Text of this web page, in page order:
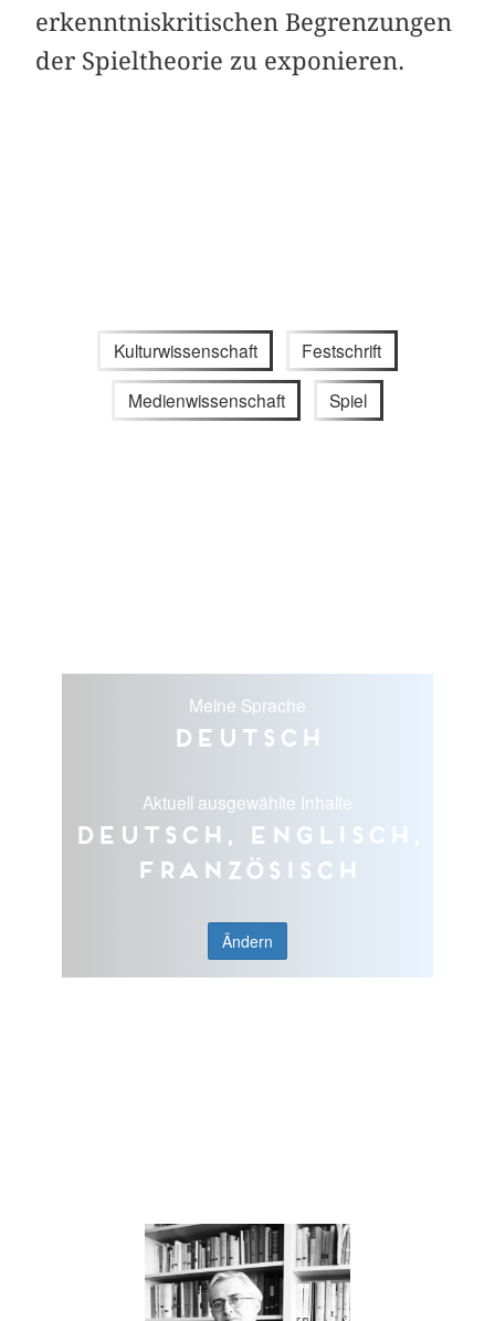
erkenntniskritischen Begrenzungen
der Spieltheorie zu exponieren.
Kulturwissenschaft Festschrift
Medienwissenschaft Spiel
Meine Sprache
Deutsch
Aktuell ausgewählte Inhalte
Deutsch, Englisch,
Französisch
Ändern